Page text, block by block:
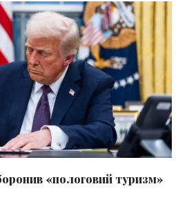
«пологовий туризм»